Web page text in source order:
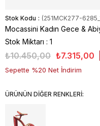
Stok Kodu (251MCK277-
Mocassini Kadın Gece &
Stok Miktarı : 1
₺10.450,00 ₺7.315,00
Sepette %20 Net İndirim
ÜRÜNÜN DİĞER RENKLERİ: